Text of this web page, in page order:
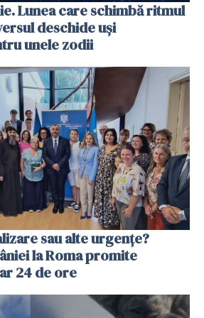
Lunea care schimbă ritmul
deschide uși
unele zodii
sau alte urgențe?
la Roma promite
24 de ore